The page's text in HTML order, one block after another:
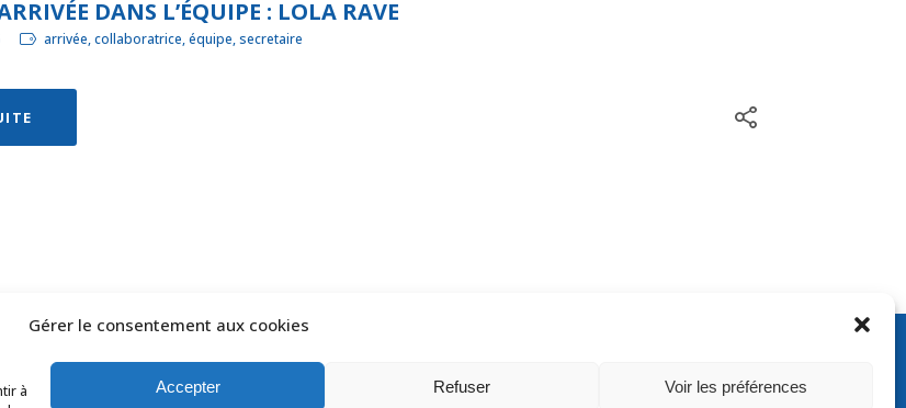
Gérer le consentement aux cookies
à
Accepter Refuser Voir les préférences
DANS L’ÉQUIPE : LOLA RAVE
arrivée, collaboratrice, équipe, secretaire
Ligue des Pays de la Loire de Badminton -